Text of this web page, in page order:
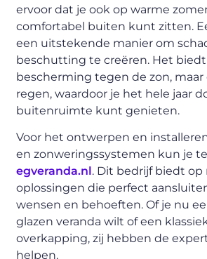
ervoor dat je ook op warme
comfortabel buiten kunt zitten.
een uitstekende manier om
beschutting te creëren. Het
bescherming tegen de zon,
regen, waardoor je het hele jaar
buitenruimte kunt genieten.
Voor het ontwerpen en installeren
en zonweringssystemen kun je
egveranda.nl. Dit bedrijf biedt
oplossingen die perfect
wensen en behoeften. Of je nu
glazen veranda wilt of een
overkapping, zij hebben de
helpen.